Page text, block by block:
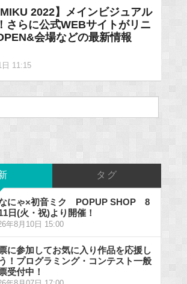
MIKU 2022】メインビジュアル
さらに公式WEBサイトがリニ
会場などの最新情報
日 11:15
タグ
にゃ×初音ミク POPUP SHOP 8
日(火・祝)より開催！
年8月10日 15:00
に参加してお気に入り作品を応援し
！プログラミング・コンテスト一般
受付中！